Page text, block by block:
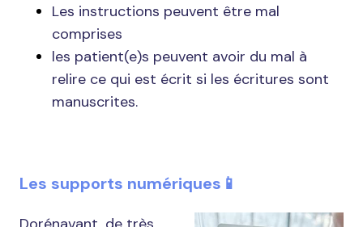
Les instructions peuvent être mal
comprises
les patient(e)s peuvent avoir du mal à
relire ce qui est écrit si les écritures sont
manuscrites.
Les supports numériques📱